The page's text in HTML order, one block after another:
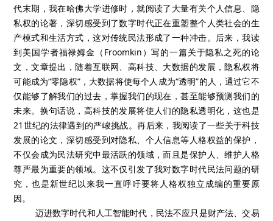
代末期，我在哈佛大学进修时，就阅读了大量有关个人信息、隐
私权的论著，深切感受到了数字时代正在重塑整个人类社会的生
产模式和生活方式，这对传统民法形成了一种冲击。后来，我读
到美国学者福禄姆金（Froomkin）写的一篇关于隐私之死的论
文，文章提出，随着互联网、高科技、大数据的发展，隐私权将
可能成为“零隐权”，大数据将使每个人成为“透明”的人，通过它不
仅能够了解我们的过去，掌握我们的现在，甚至能够预测我们的
未来。换句话说，高科技的发展将使人们的隐私透明化，这也是
21世纪的法律遇到的严峻挑战。再后来，我阅读了一些关于科技
发展的论文，深切感受到对隐私、个人信息等人格权益的保护，
不仅会成为民法研究中最活跃的领域，而且是保护人、维护人格
尊严最为重要的领域。这不仅引发了我对数字时代民法问题的研
究，也是新世纪以来我一直呼吁要将人格权独立成编的重要原
因。
迈进数字时代和人工智能时代，民法不应只是财产法、交易